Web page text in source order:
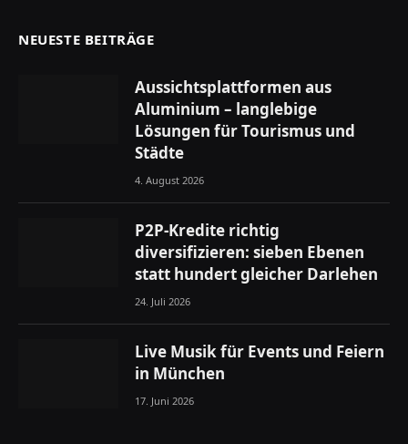
NEUESTE BEITRÄGE
Aussichtsplattformen aus
Aluminium – langlebige
Lösungen für Tourismus und
Städte
4. August 2026
P2P-Kredite richtig
diversifizieren: sieben Ebenen
statt hundert gleicher Darlehen
24. Juli 2026
Live Musik für Events und Feiern
in München
17. Juni 2026